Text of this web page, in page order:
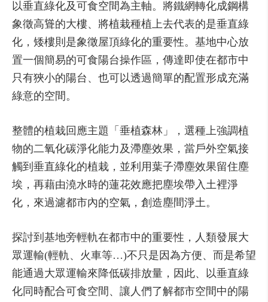
以垂直綠化及可食空間為主軸。將鐵網轉化成鋼構
象徵高聳的大樓、將植栽種植上去代表的是垂直綠
化，矮樓則是象徵屋頂綠化的重要性。基地中心放
置一個簡易的可食陽台操作區，傳達即使在都市中
只有狹小的陽台、也可以透過簡單的配置形成充滿
綠意的空間。
整體的植栽回應主題「垂植森林」，選種上強調植
物的二氧化碳淨化能力及滯塵效果，當戶外空氣接
觸到垂直綠化的植栽，並利用葉子滯塵效果留住塵
埃，再藉由澆水時的蓮花效應把塵埃帶入土裡淨
化，來過濾都市內的空氣，創造塵間淨土。
探討到基地旁輕軌在都市中的重要性，人類發展大
眾運輸(輕軌、火車等…)不只是因為方便、而是希望
能通過大眾運輸來降低碳排放量，因此、以垂直綠
化同時配合可食空間、讓人們了解都市空間中的陽